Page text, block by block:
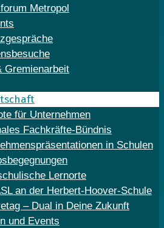
Metropol
Gremienarbeit
für Unternehmen
Fachkräfte-Bündnis
in Schulen
Lernorte
an der Herbert-Hoover-Schule
– Dual in Deine Zukunft
und Events